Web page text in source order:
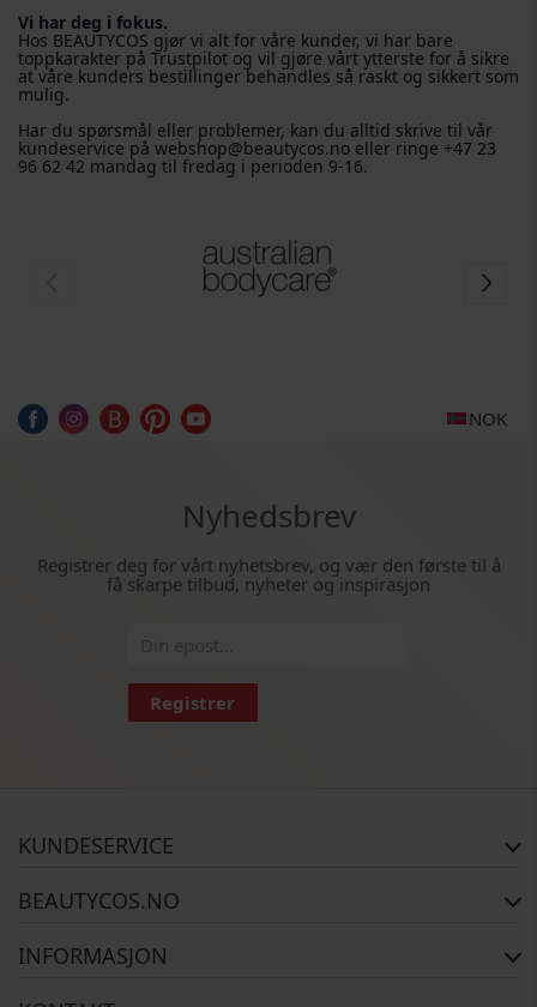
Vi har deg i fokus.
Hos BEAUTYCOS gjør vi alt for våre kunder, vi har bare
toppkarakter på Trustpilot og vil gjøre vårt ytterste for å sikre
at våre kunders bestillinger behandles så raskt og sikkert som
mulig.
Har du spørsmål eller problemer, kan du alltid skrive til vår
kundeservice på webshop@beautycos.no eller ringe +47 23
96 62 42 mandag til fredag ​​i perioden 9-16.
NOK
Nyhedsbrev
Registrer deg for vårt nyhetsbrev, og vær den første til å
få skarpe tilbud, nyheter og inspirasjon
Registrer
KUNDESERVICE
BEAUTYCOS.NO
INFORMASJON